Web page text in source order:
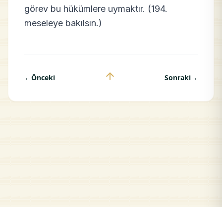
görev bu hükümlere uymaktır. (194.
meseleye bakılsın.)
←Önceki arrow_upward Sonraki→